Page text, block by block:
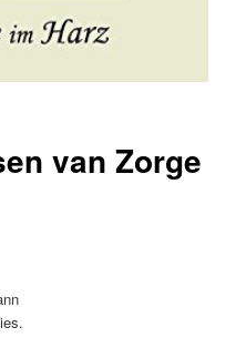
van Zorge